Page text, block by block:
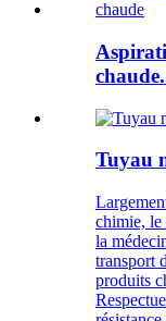
Tuyau
chimie, le
la
transport
produits